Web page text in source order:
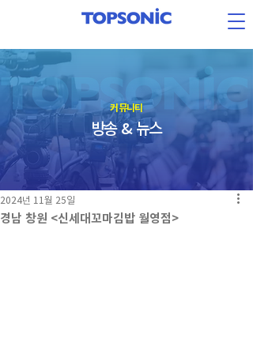
​커뮤니티
방송 & 뉴스
경남 창원 <신세대꼬마김밥 월영점>
2024년 11월 25일